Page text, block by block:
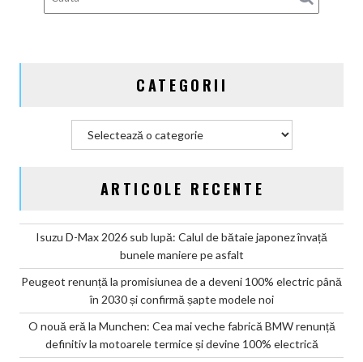
Germania
CATEGORII
ARTICOLE RECENTE
Isuzu D-Max 2026 sub lupă: Calul de bătaie japonez învață
bunele maniere pe asfalt
Peugeot renunță la promisiunea de a deveni 100% electric până
în 2030 și confirmă șapte modele noi
O nouă eră la Munchen: Cea mai veche fabrică BMW renunță
definitiv la motoarele termice și devine 100% electrică